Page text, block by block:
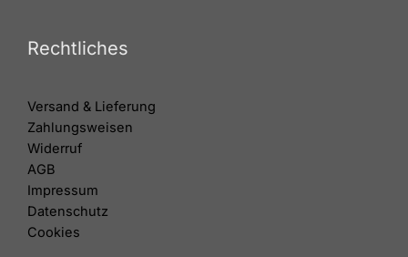
Rechtliches
Versand & Lieferung
Zahlungsweisen
Widerruf
AGB
Impressum
Datenschutz
Cookies